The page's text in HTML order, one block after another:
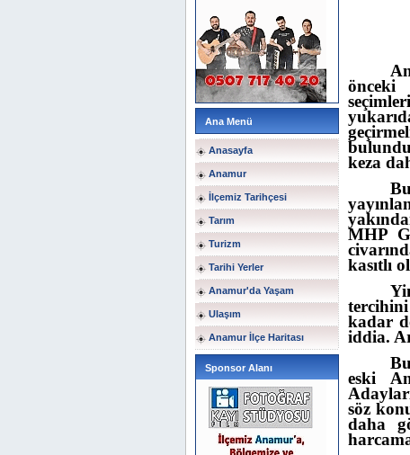
Ana Menü
Anasayfa
Anamur
İlçemiz Tarihçesi
Tarım
Turizm
Tarihi Yerler
Anamur'da Yaşam
Ulaşım
Anamur İlçe Haritası
Sponsor Alanı
önceki
keza
MHP
kasıtlı
kadar
iddia.
eski
söz
daha